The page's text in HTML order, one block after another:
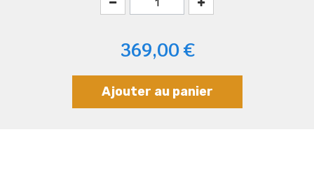
369,00 €
Ajouter au panier